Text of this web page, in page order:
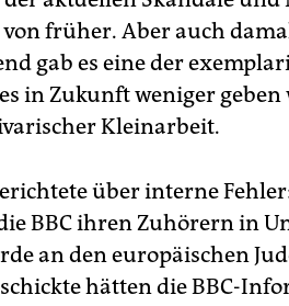
früher. Aber auch
gab es eine der
in Zukunft weniger
Kleinarbeit.
über interne
BBC ihren Zuhörern in
an den europäischen
hätten die BBC-